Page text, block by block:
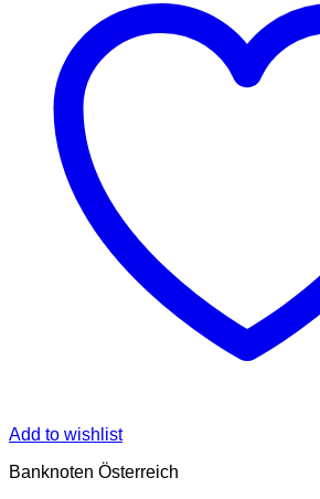
Add to wishlist
Banknoten Österreich